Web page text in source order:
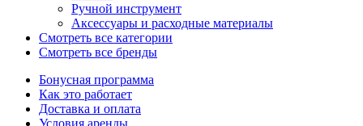
Ручной инструмент
Аксессуары и расходные материалы
Смотреть все категории
Смотреть все бренды
Бонусная программа
Как это работает
Доставка и оплата
Условия аренды